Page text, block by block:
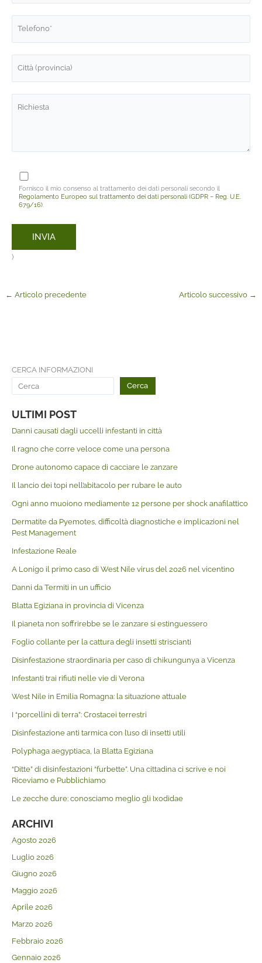
Fornisco il mio consenso al trattamento dei dati personali secondo il
Regolamento Europeo sul trattamento dei dati personali (GDPR – Reg. U.E.
679/16).
)
← Articolo precedente Articolo successivo →
CERCA INFORMAZIONI
Cerca
ULTIMI POST
Danni causati dagli uccelli infestanti in città
Il ragno che corre veloce come una persona
Drone autonomo capace di cacciare le zanzare
Il lancio dei topi nell’abitacolo per rubare le auto
Ogni anno muoiono mediamente 12 persone per shock anafilattico
Dermatite da Pyemotes, difficoltà diagnostiche e implicazioni nel
Pest Management
Infestazione Reale
A Lonigo il primo caso di West Nile virus del 2026 nel vicentino
Danni da Termiti in un ufficio
Blatta Egiziana in provincia di Vicenza
Il pianeta non soffrirebbe se le zanzare si estinguessero
Foglio collante per la cattura degli insetti striscianti
Disinfestazione straordinaria per caso di chikungunya a Vicenza
Infestanti trai rifiuti nelle vie di Verona
West Nile in Emilia Romagna: la situazione attuale
I “porcellini di terra”: Crostacei terrestri
Disinfestazione anti tarmica con l’uso di insetti utili
Polyphaga aegyptiaca, la Blatta Egiziana
“Ditte” di disinfestazioni “furbette”. Una cittadina ci scrive e noi
Riceviamo e Pubblichiamo
Le zecche dure: conosciamo meglio gli Ixodidae
ARCHIVI
Agosto 2026
Luglio 2026
Giugno 2026
Maggio 2026
Aprile 2026
Marzo 2026
Febbraio 2026
Gennaio 2026